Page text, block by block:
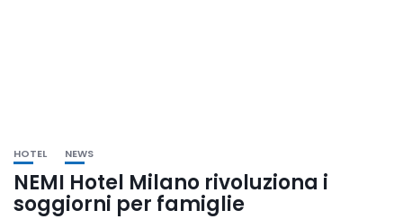
HOTEL NEWS
NEMI Hotel Milano rivoluziona i
soggiorni per famiglie